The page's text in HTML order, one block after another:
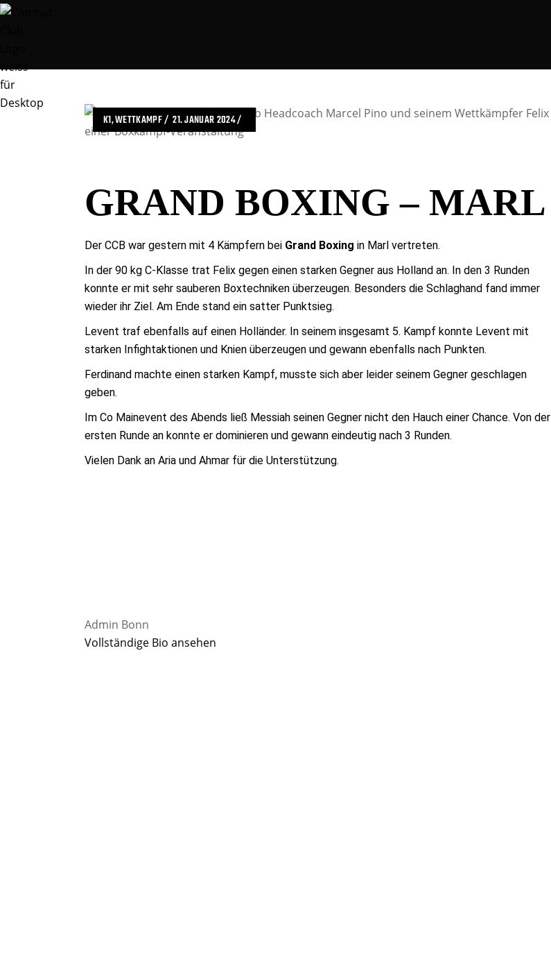
K1 WETTKAMPF 21. JANUAR 2024
GRAND BOXING – MARL
Der CCB war gestern mit 4 Kämpfern bei Grand Boxing in Marl vertreten.
In der 90 kg C-Klasse trat Felix gegen einen starken Gegner aus Holland an. In den 3 Runden
konnte er mit sehr sauberen Boxtechniken überzeugen. Besonders die Schlaghand fand immer
wieder ihr Ziel. Am Ende stand ein satter Punktsieg.
Levent traf ebenfalls auf einen Holländer. In seinem insgesamt 5. Kampf konnte Levent mit
starken Infightaktionen und Knien überzeugen und gewann ebenfalls nach Punkten.
Ferdinand machte einen starken Kampf, musste sich aber leider seinem Gegner geschlagen
geben.
Im Co Mainevent des Abends ließ Messiah seinen Gegner nicht den Hauch einer Chance. Von der
ersten Runde an konnte er dominieren und gewann eindeutig nach 3 Runden.
Vielen Dank an Aria und Ahmar für die Unterstützung.
Admin Bonn
Vollständige Bio ansehen